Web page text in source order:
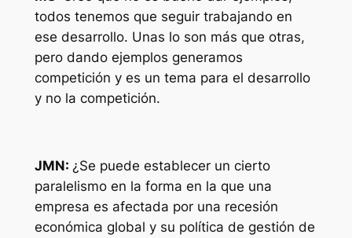
todos tenemos que seguir trabajando en
ese desarrollo. Unas lo son más que otras,
pero dando ejemplos generamos
competición y es un tema para el desarrollo
y no la competición.
JMN: ¿Se puede establecer un cierto
paralelismo en la forma en la que una
empresa es afectada por una recesión
económica global y su política de gestión de